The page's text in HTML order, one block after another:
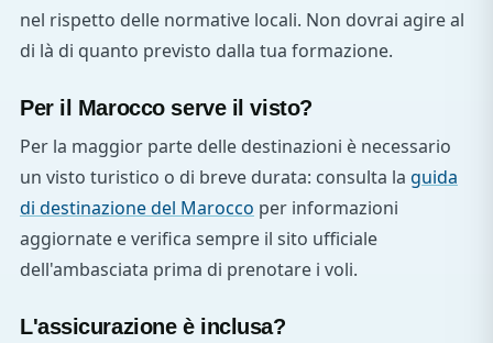
nel rispetto delle normative locali. Non dovrai agire al
di là di quanto previsto dalla tua formazione.
Per il Marocco serve il visto?
Per la maggior parte delle destinazioni è necessario
un visto turistico o di breve durata: consulta la guida
di destinazione del Marocco per informazioni
aggiornate e verifica sempre il sito ufficiale
dell'ambasciata prima di prenotare i voli.
L'assicurazione è inclusa?